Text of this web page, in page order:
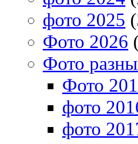
фото 2025
Фото 2026
Фото
Фото
фото
фото